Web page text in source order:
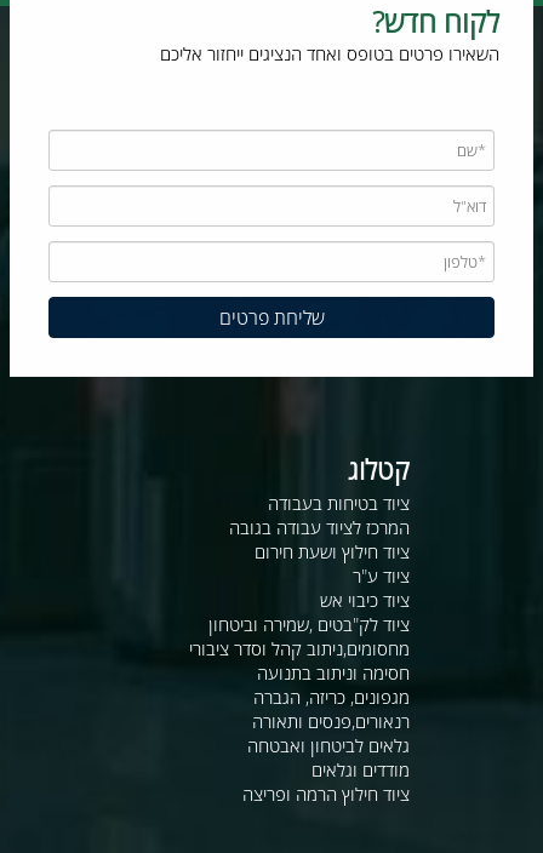
לקוח חדש?
השאירו פרטים בטופס ואחד הנציגים ייחזור אליכם
קטלוג
ציוד בטיחות בעבודה
המרכז לציוד עבודה בגובה
ציוד חילוץ ושעת חירום
ציוד ע"ר
ציוד כיבוי אש
ציוד לק"בטים ,שמירה וביטחון
מחסומים,ניתוב קהל וסדר ציבורי
חסימה וניתוב בתנועה
מגפונים, כריזה, הגברה
רנאורים,פנסים ותאורה
גלאים לביטחון ואבטחה
מודדים וגלאים
ציוד חילוץ הרמה ופריצה